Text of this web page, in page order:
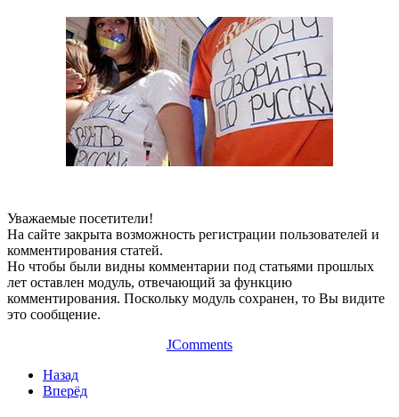
Уважаемые посетители!
На сайте закрыта возможность регистрации пользователей и
комментирования статей.
Но чтобы были видны комментарии под статьями прошлых
лет оставлен модуль, отвечающий за функцию
комментирования. Поскольку модуль сохранен, то Вы видите
это сообщение.
JComments
Назад
Вперёд